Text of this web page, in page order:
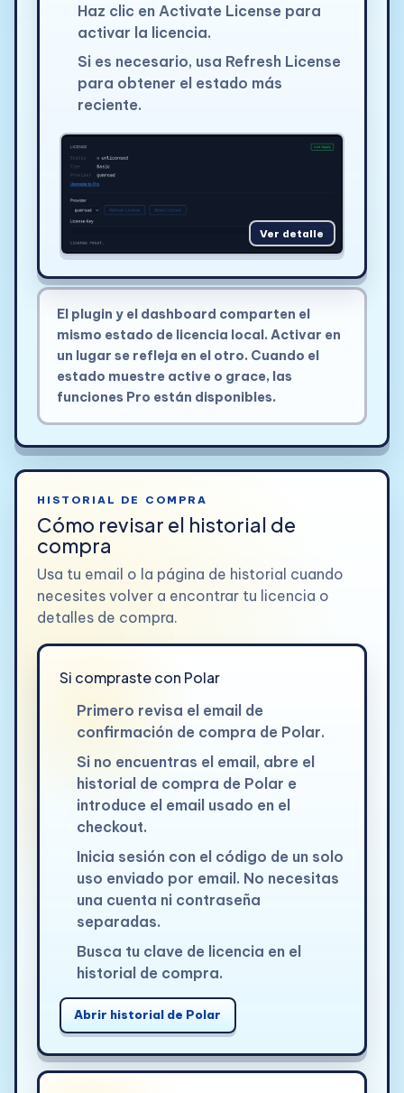
Haz clic en Activate License para
activar la licencia.
Si es necesario, usa Refresh License
para obtener el estado más
reciente.
Ver detalle
El plugin y el dashboard comparten el
mismo estado de licencia local. Activar en
un lugar se refleja en el otro. Cuando el
estado muestre active o grace, las
funciones Pro están disponibles.
HISTORIAL DE COMPRA
Cómo revisar el historial de
compra
Usa tu email o la página de historial cuando
necesites volver a encontrar tu licencia o
detalles de compra.
Si compraste con Polar
Primero revisa el email de
confirmación de compra de Polar.
Si no encuentras el email, abre el
historial de compra de Polar e
introduce el email usado en el
checkout.
Inicia sesión con el código de un solo
uso enviado por email. No necesitas
una cuenta ni contraseña
separadas.
Busca tu clave de licencia en el
historial de compra.
Abrir historial de Polar